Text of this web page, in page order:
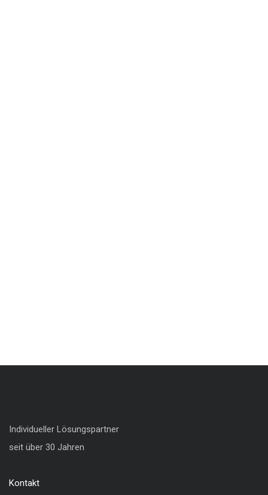
Individueller Lösungspartner
seit über 30 Jahren
Kontakt